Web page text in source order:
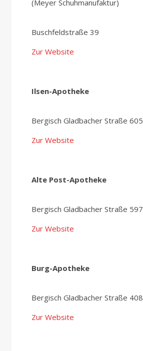
(Meyer Schuhmanufaktur)
Buschfeldstraße 39
Zur Website
Ilsen-Apotheke
Bergisch Gladbacher Straße 605
Zur Website
Alte Post-Apotheke
Bergisch Gladbacher Straße 597
Zur Website
Burg-Apotheke
Bergisch Gladbacher Straße 408
Zur Website